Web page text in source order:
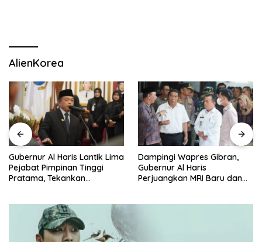
AlienKorea
Dampingi Wapres Gibran,
Gubernur Al Haris
Perjuangkan MRI Baru dan
Gubernur Al Haris Jawab
Pandangan Umum Fraksi
DPRD: Komitmen Perkuat